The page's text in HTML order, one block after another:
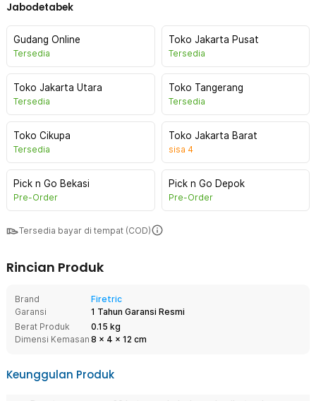
Jabodetabek
Gudang Online
Tersedia
Toko Jakarta Pusat
Tersedia
Toko Jakarta Utara
Tersedia
Toko Tangerang
Tersedia
Toko Cikupa
Tersedia
Toko Jakarta Barat
sisa 4
Pick n Go Bekasi
Pre-Order
Pick n Go Depok
Pre-Order
Tersedia bayar di tempat (COD)
Rincian Produk
Brand
Firetric
Garansi
1 Tahun Garansi Resmi
Berat Produk
0.15 kg
Dimensi Kemasan 8 x 4 x 12 cm
Keunggulan Produk